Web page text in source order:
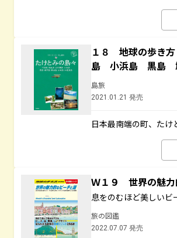
１８ 地球の歩き
島 小浜島 黒島
島旅
2021.01.21 発売
日本最南端の町、たけ
Ｗ１９ 世界の魅
息をのむほど美しい
旅の図鑑
2022.07.07 発売